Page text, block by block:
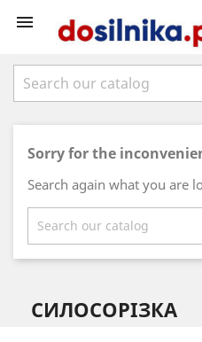

Sorry for the
Search again what you are
СИЛОСОРІЗКА